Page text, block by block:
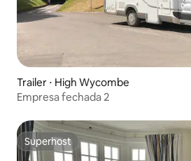
Trailer ⋅ High Wycombe
Empresa fechada 2
Superhost
Superhost